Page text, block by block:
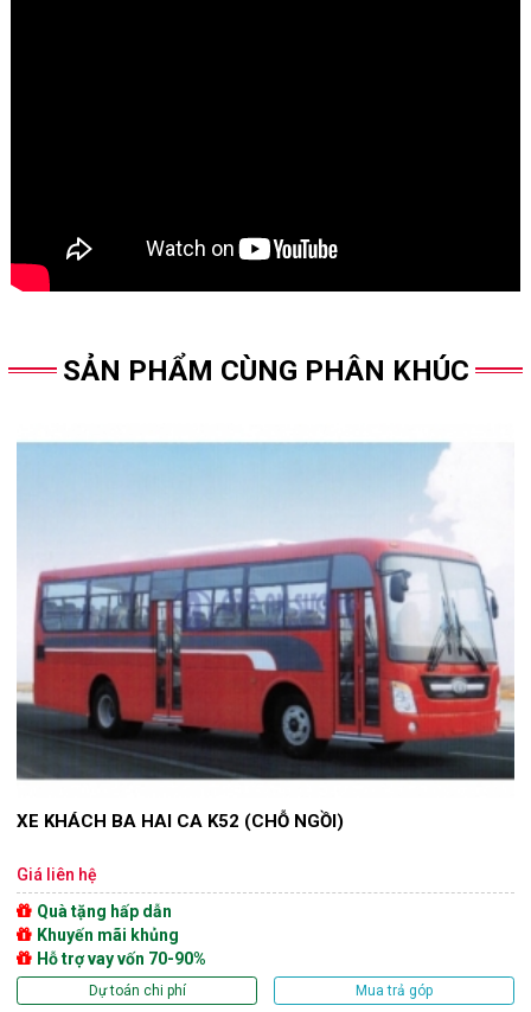
SẢN PHẨM CÙNG PHÂN KHÚC
XE KHÁCH BA HAI CA K52 (CHỖ NGỒI)
Giá liên hệ
Quà tặng hấp dẫn
Khuyến mãi khủng
Hỗ trợ vay vốn 70-90%
Dự toán chi phí Mua trả góp